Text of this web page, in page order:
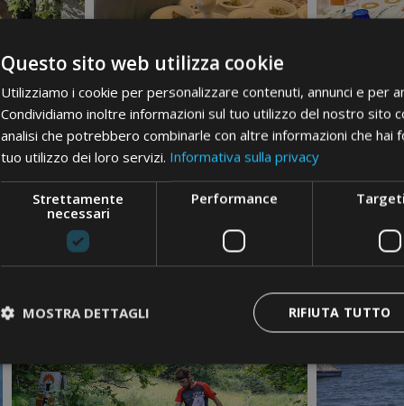
Questo sito web utilizza cookie
Utilizziamo i cookie per personalizzare contenuti, annunci e per
Condividiamo inoltre informazioni sul tuo utilizzo del nostro sito
analisi che potrebbero combinarle con altre informazioni che hai
tuo utilizzo dei loro servizi. Informativa sulla privacy
Strettamente
necessari
Performance
RIFIUTA TUTTO
MOSTRA DETTAGLI